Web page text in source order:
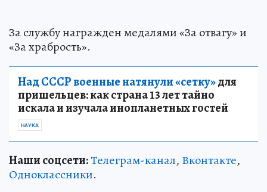
За службу награжден медалями «За отвагу» и
«За храбрость».
Над СССР военные натянули «сетку»для
пришельцев: как страна 13 лет тайно
искала и изучала инопланетных гостей
НАУКА
Наши соцсети:Телеграм-канал, Вконтакте,
Одноклассники.